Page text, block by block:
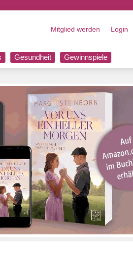
Mitglied werden Login
Gesundheit Gewinnspiele